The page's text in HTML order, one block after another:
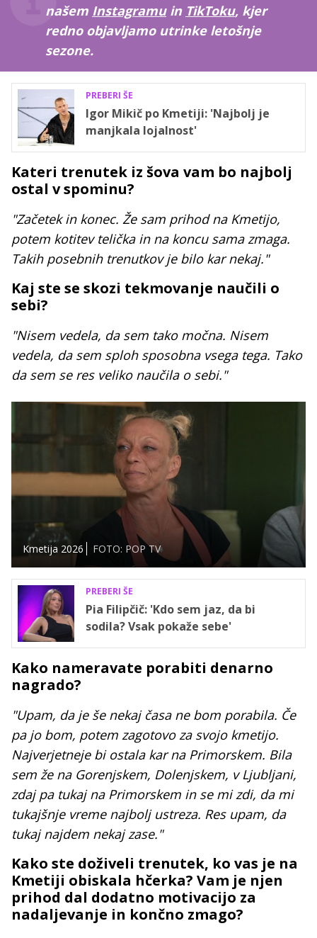
našem Instagramuin TikToku, kjer
redno objavljamo utrinke letošnje
sezone.
PREBERI ŠE
Igor Mikič po Kmetiji: 'Najbolj je
manjkala lojalnost'
Kateri trenutek iz šova vam bo najbolj
ostal v spominu?
"Začetek in konec. Že sam prihod na Kmetijo,
potem kotitev telička in na koncu sama zmaga.
Takih posebnih trenutkov je bilo kar nekaj."
Kaj ste se skozi tekmovanje naučili o
sebi?
"Nisem vedela, da sem tako močna. Nisem
vedela, da sem sploh sposobna vsega tega. Tako
da sem se res veliko naučila o sebi."
Kmetija 2026 FOTO: POP TV
PREBERI ŠE
Pia Filipčič: 'Kdo sem jaz, da bi
sodila? Vsak pokaže sebe'
Kako nameravate porabiti denarno
nagrado?
"Upam, da je še nekaj časa ne bom porabila. Če
pa jo bom, potem zagotovo za svojo kmetijo.
Najverjetneje bi ostala kar na Primorskem. Bila
sem že na Gorenjskem, Dolenjskem, v Ljubljani,
zdaj pa tukaj na Primorskem in se mi zdi, da mi
tukajšnje vreme najbolj ustreza. Res upam, da
tukaj najdem nekaj zase."
Kako ste doživeli trenutek, ko vas je na
Kmetiji obiskala hčerka? Vam je njen
prihod dal dodatno motivacijo za
nadaljevanje in končno zmago?